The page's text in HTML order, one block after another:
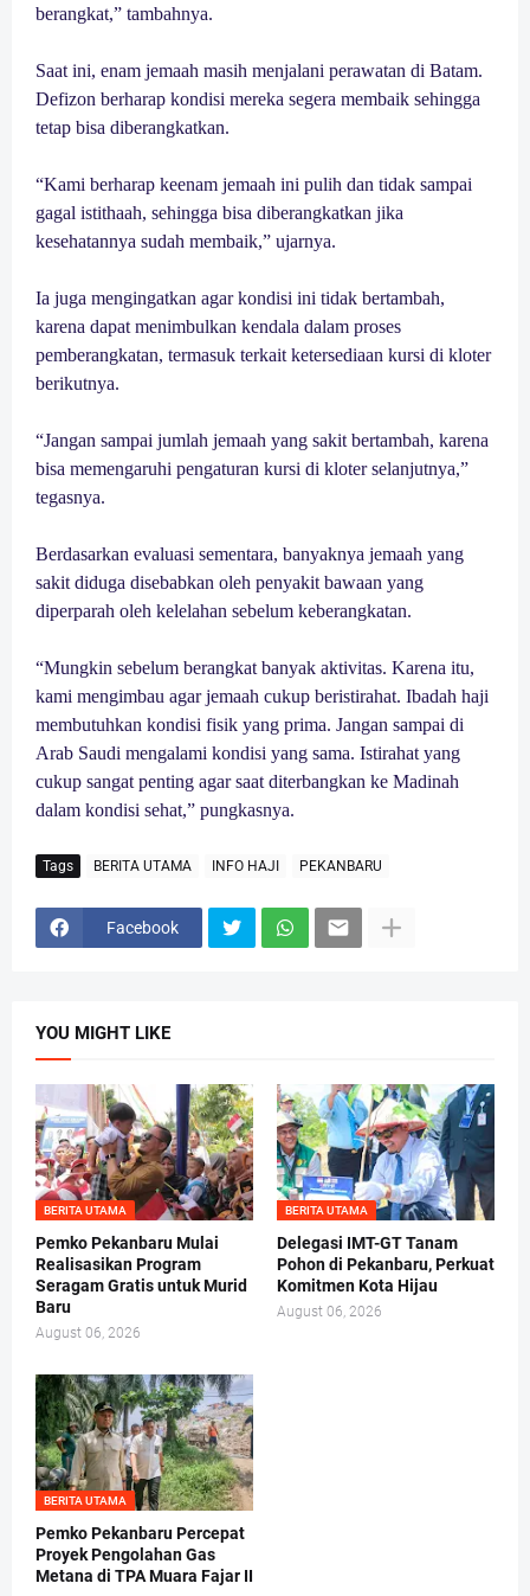
berangkat,” tambahnya.
Saat ini, enam jemaah masih menjalani perawatan di Batam.
Defizon berharap kondisi mereka segera membaik sehingga
tetap bisa diberangkatkan.
“Kami berharap keenam jemaah ini pulih dan tidak sampai
gagal istithaah, sehingga bisa diberangkatkan jika
kesehatannya sudah membaik,” ujarnya.
Ia juga mengingatkan agar kondisi ini tidak bertambah,
karena dapat menimbulkan kendala dalam proses
pemberangkatan, termasuk terkait ketersediaan kursi di kloter
berikutnya.
“Jangan sampai jumlah jemaah yang sakit bertambah, karena
bisa memengaruhi pengaturan kursi di kloter selanjutnya,”
tegasnya.
Berdasarkan evaluasi sementara, banyaknya jemaah yang
sakit diduga disebabkan oleh penyakit bawaan yang
diperparah oleh kelelahan sebelum keberangkatan.
“Mungkin sebelum berangkat banyak aktivitas. Karena itu,
kami mengimbau agar jemaah cukup beristirahat. Ibadah haji
membutuhkan kondisi fisik yang prima. Jangan sampai di
Arab Saudi mengalami kondisi yang sama. Istirahat yang
cukup sangat penting agar saat diterbangkan ke Madinah
dalam kondisi sehat,” pungkasnya.
Tags BERITA UTAMA INFO HAJI PEKANBARU
Facebook
YOU MIGHT LIKE
BERITA UTAMA
Pemko Pekanbaru Mulai
Realisasikan Program
Seragam Gratis untuk Murid
Baru
August 06, 2026
BERITA UTAMA
Delegasi IMT-GT Tanam
Pohon di Pekanbaru, Perkuat
Komitmen Kota Hijau
August 06, 2026
BERITA UTAMA
Pemko Pekanbaru Percepat
Proyek Pengolahan Gas
Metana di TPA Muara Fajar II